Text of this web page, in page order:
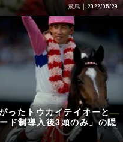
競馬 2022/05/29
ったトウカイテイオーと
ド制導入後3頭のみ」の隠